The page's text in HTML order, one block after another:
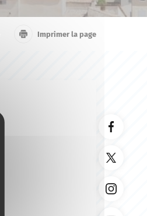
Imprimer la page